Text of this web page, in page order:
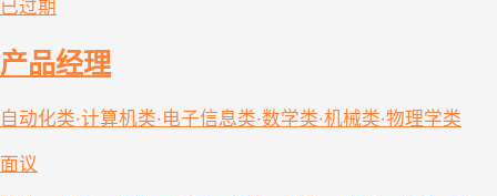
已过期
产品经理
自动化类·计算机类·电子信息类·数学类·机械类·物理学类
面议